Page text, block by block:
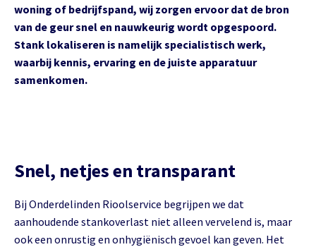
woning of bedrijfspand, wij zorgen ervoor dat de bron
van de geur snel en nauwkeurig wordt opgespoord.
Stank lokaliseren is namelijk specialistisch werk,
waarbij kennis, ervaring en de juiste apparatuur
samenkomen.
Snel, netjes en transparant
Bij Onderdelinden Rioolservice begrijpen we dat
aanhoudende stankoverlast niet alleen vervelend is, maar
ook een onrustig en onhygiënisch gevoel kan geven. Het